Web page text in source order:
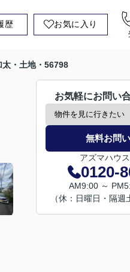
歴 お気に入り
太・土地・56798
お気軽にお問い
無料お問
アズマハウ
0120-
AM9:00 ～
（休：日曜日・隔週